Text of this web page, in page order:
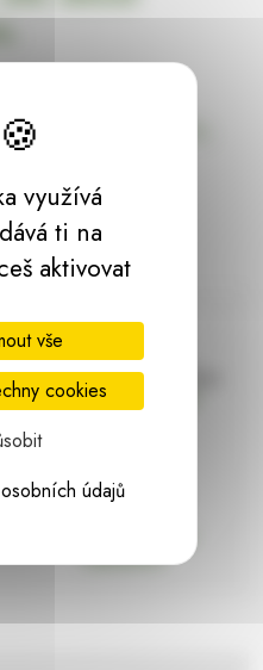
a zahradní doplňky,
Vše máme skladem
Ihned k odeslání
Zásilka pod
využívá
ti na
aktivovat
vše
cookies
údajů